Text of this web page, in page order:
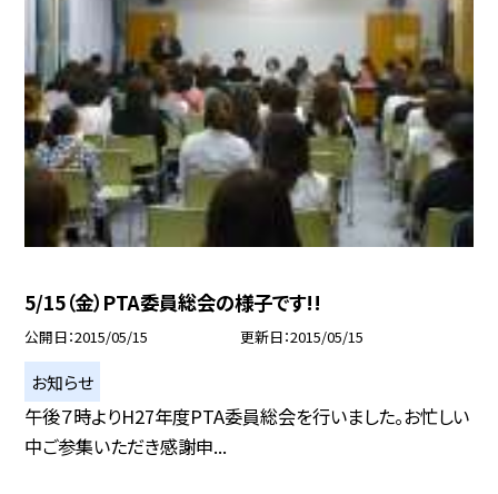
5/15（金）PTA委員総会の様子です!!
公開日 2015/05/15 更新日 2015/05/15
お知らせ
午後７時よりH27年度PTA委員総会を行いました。お忙しい
中ご参集いただき感謝申...